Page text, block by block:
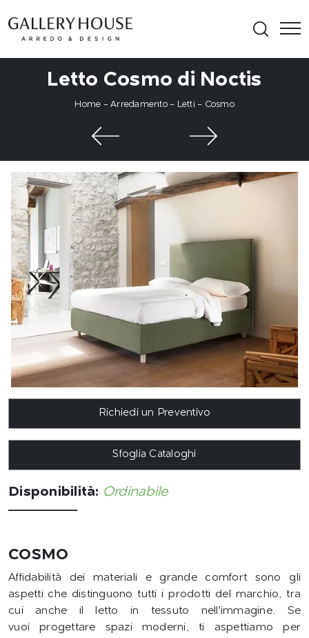
Letto Cosmo di Noctis
Home - Arredamento- Letti - Cosmo
Richiedi un Preventivo
Sfoglia Cataloghi
Disponibilità: Ordinabile
COSMO
Affidabilità dei materiali e grande comfort sono gli
aspetti che distinguono tutti i prodotti del marchio, tra
cui anche il letto in tessuto nell'immagine. Se
vuoi progettare spazi moderni, ti aspettiamo per